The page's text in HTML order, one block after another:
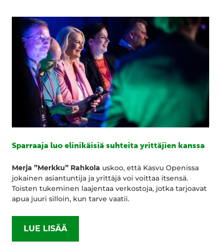
Sparraaja luo elinikäisiä suhteita yrittäjien kanssa
Merja ”Merkku” Rahkola uskoo, että Kasvu Openissa
jokainen asiantuntija ja yrittäjä voi voittaa itsensä.
Toisten tukeminen laajentaa verkostoja, jotka tarjoavat
apua juuri silloin, kun tarve vaatii.
LUE LISÄÄ